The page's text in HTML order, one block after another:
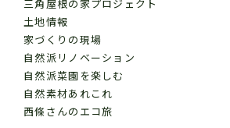
三角屋根の家プロジェクト
土地情報
家づくりの現場
自然派リノベーション
自然派菜園を楽しむ
自然素材あれこれ
西條さんのエコ旅